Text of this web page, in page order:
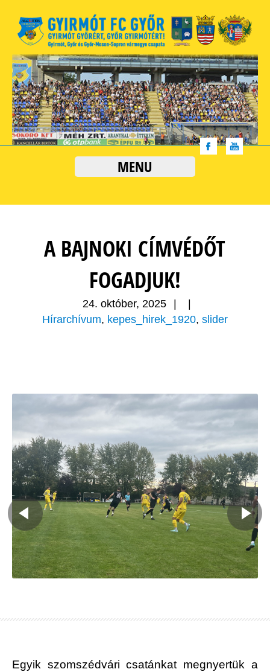
MENU
A BAJNOKI CÍMVÉDŐT
FOGADJUK!
24. október, 2025
Hírarchívum, kepes_hirek_1920, slider
Egyik szomszédvári csatánkat megnyertük a